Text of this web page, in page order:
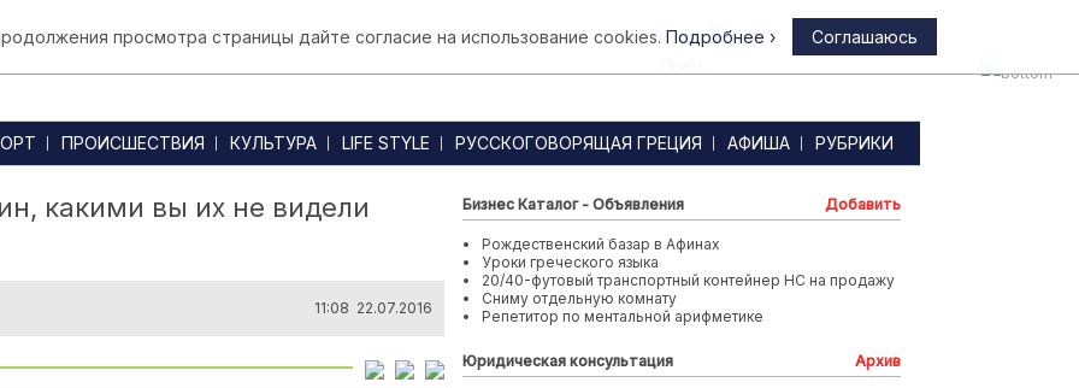
Афины
ПРОИСШЕСТВИЯ КУЛЬТУРА LIFE STYLE РУССКОГОВОРЯЩАЯ ГРЕЦИЯ АФИША РУБРИКИ
какими вы их не видели
11:08 22.07.2016
Бизнес Каталог - Объявления Добавить
Рождественский базар в Афинах
Уроки греческого языка
20/40-футовый транспортный контейнер HC на продажу
Сниму отдельную комнату
Репетитор по ментальной арифметике
Юридическая консультация Архив
просмотра страницы дайте согласие на использование cookies. Подробнее › Соглашаюсь